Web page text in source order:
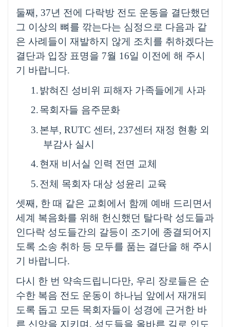
둘째 , 37년 전에 다락방 전도 운동을 결단했던
그 이상의 뼈를 깎는다는 심정으로 다음과 같
은 사례들이 재발하지 않게 조치를 취하겠다는
결단과 입장 표명을 7월 16일 이전에 해 주시
기 바랍니다.
1. 밝혀진 성비위 피해자 가족들에게 사과
2.목회자들 음주문화
3.본부, RUTC 센터, 237센터 재정 현황 외
부감사 실시
4.현재 비서실 인력 전면 교체
5.전체 목회자 대상 성윤리 교육
셋째 , 한 때 같은 교회에서 함께 예배 드리면서
세계 복음화를 위해 헌신했던 탈다락 성도들과
인다락 성도들간의 갈등이 조기에 종결되어지
도록 소송 취하 등 모두를 품는 결단을 해 주시
기 바랍니다.
다시 한 번 약속드립니다만, 우리 장로들은 순
수한 복음 전도 운동이 하나님 앞에서 재개되
도록 돕고 모든 목회자들이 성경에 근거한 바
른 신앙을 지키며 , 성도들을 올바른 길로 인도